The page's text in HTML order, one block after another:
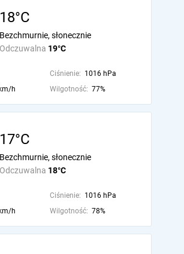
18°C
Odczuwalna 19°C
Bezchmurnie, słonecznie
Ciśnienie: 1016 hPa
h Wilgotność: 77%
17°C
Odczuwalna 18°C
Bezchmurnie, słonecznie
Ciśnienie: 1016 hPa
h Wilgotność: 78%